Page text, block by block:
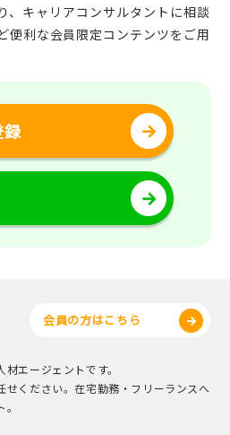
、キャリアコンサルタントに相談
便利な会員限定コンテンツをご用
録
会員の方はこちら
エージェントです。
せください。在宅勤務・フリーランスへ